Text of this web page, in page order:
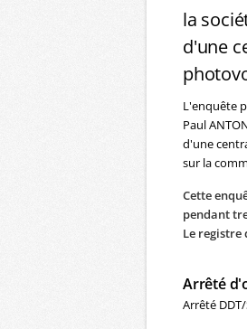
la
d'une
L'enquête
Paul
d'une
sur la
Cette
pendant
Le registre
Arrêté
Arrêté